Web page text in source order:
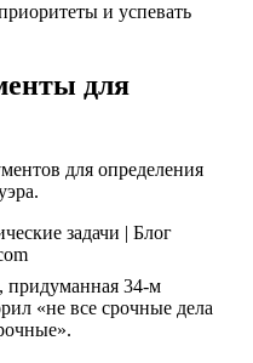
и успевать
для
для определения
придуманная 34-м
«не все срочные дела